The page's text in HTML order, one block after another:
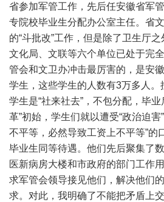
省参加军管工作，先后任安徽省军
专院校毕业生分配办公室主任。省
的“斗批改”工作，但是除了卫生厅之
文化局、文联等六个单位已处于完
管会和文卫办冲击最厉害的，是安
学生，这些学生的人数有3万多人
学生是“社来社去”，不包分配，毕
革”初始，学生们就以遭受“政治迫害
不平等，必然导致工资上不平等”的
毕业生同等待遇。他们先后聚集了
医新病房大楼和市政府的部门工作
求军管会领导接见他们，解决他们
求。对此，我明确了不能把矛盾上